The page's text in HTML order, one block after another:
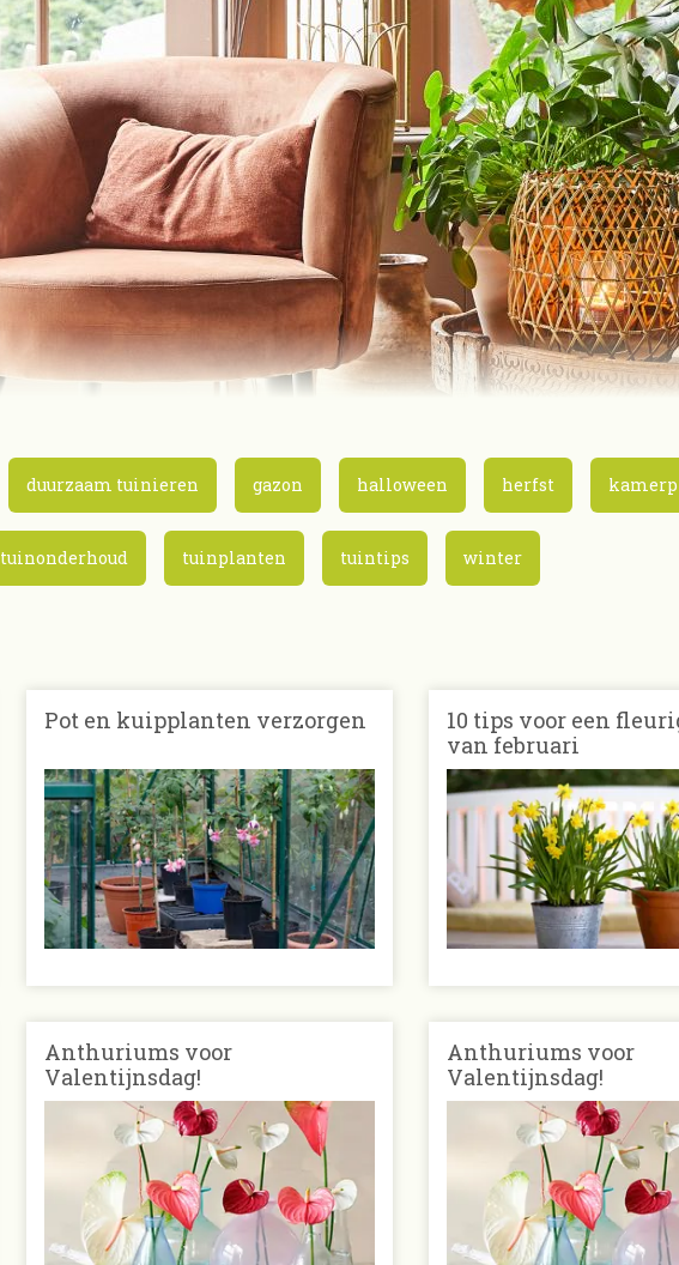
duurzaam tuinieren gazon halloween herfst
tuinonderhoud tuinplanten tuintips winter
Pot en kuipplanten verzorgen
10 tips voor een
van februari
Anthuriums voor
Valentijnsdag!
Anthuriums voor
Valentijnsdag!